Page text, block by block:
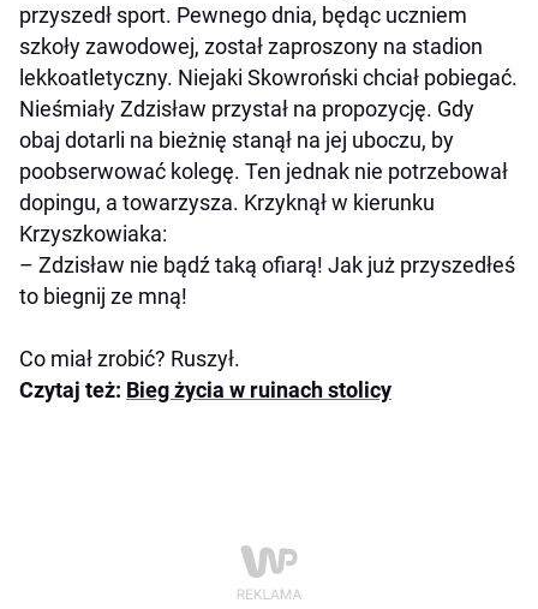
przyszedł sport. Pewnego dnia, będąc uczniem
szkoły zawodowej, został zaproszony na stadion
lekkoatletyczny. Niejaki Skowroński chciał pobiegać.
Nieśmiały Zdzisław przystał na propozycję. Gdy
obaj dotarli na bieżnię stanął na jej uboczu, by
poobserwować kolegę. Ten jednak nie potrzebował
dopingu, a towarzysza. Krzyknął w kierunku
Krzyszkowiaka:
– Zdzisław nie bądź taką ofiarą! Jak już przyszedłeś
to biegnij ze mną!
Co miał zrobić? Ruszył.
Czytaj też: Bieg życia w ruinach stolicy